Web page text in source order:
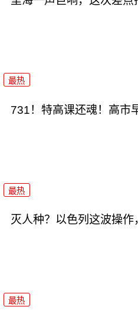
最热
731！特高课还魂！高市
最热
灭人种？以色列这波操作
最热